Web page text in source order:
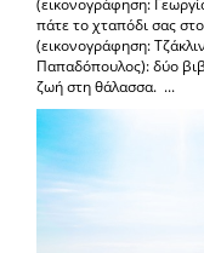
πάτε το χταπόδι σας
(εικονογράφηση:
Παπαδόπουλος): δύο
ζωή στη θάλασσα. ...